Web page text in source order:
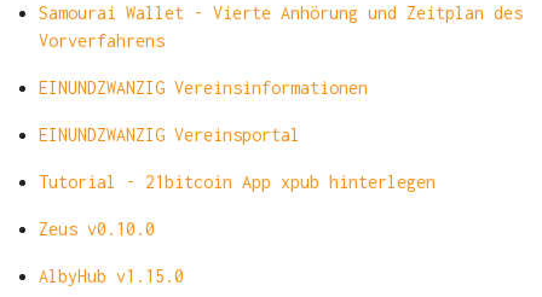
Samourai Wallet - Vierte Anhörung und Zeitplan des
Vorverfahrens
EINUNDZWANZIG Vereinsinformationen
EINUNDZWANZIG Vereinsportal
Tutorial - 21bitcoin App xpub hinterlegen
Zeus v0.10.0
AlbyHub v1.15.0